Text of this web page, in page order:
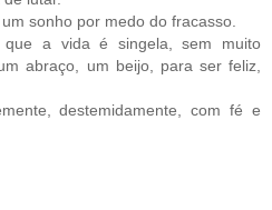
sonho por medo do fracasso.
a vida é singela, sem muito
abraço, um beijo, para ser feliz,
destemidamente, com fé e